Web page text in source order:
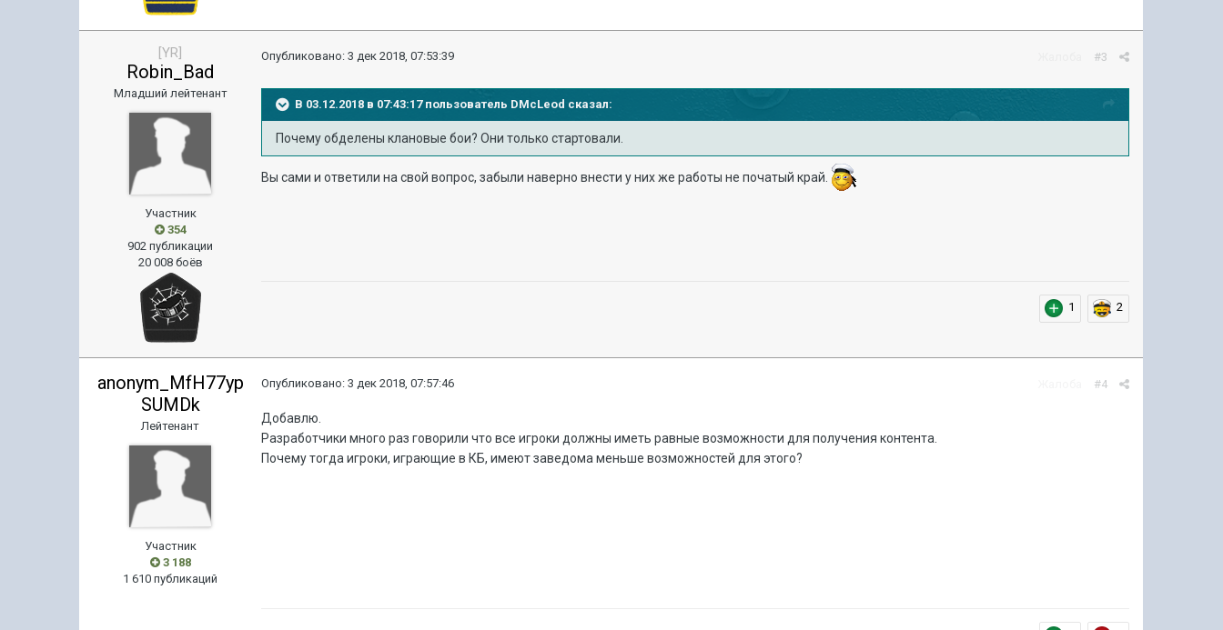
[YR]
Robin_Bad
Младший лейтенант
Участник
354
902 публикации
20 008 боёв
#3
Опубликовано:3 дек 2018, 07:53:39
В 03.12.2018 в 07:43:17 пользователь DMcLeod сказал:
Почему обделены клановые бои? Они только стартовали.
Вы сами и ответили на свой вопрос, забыли наверно внести у них же работы не початый край.
1 2
anonym_MfH77yp
SUMDk
Лейтенант
Участник
3 188
1 610 публикаций
#4
Опубликовано:3 дек 2018, 07:57:46
Добавлю.
Разработчики много раз говорили что все игроки должны иметь равные возможности для получения контента.
Почему тогда игроки, играющие в КБ, имеют заведома меньше возможностей для этого?